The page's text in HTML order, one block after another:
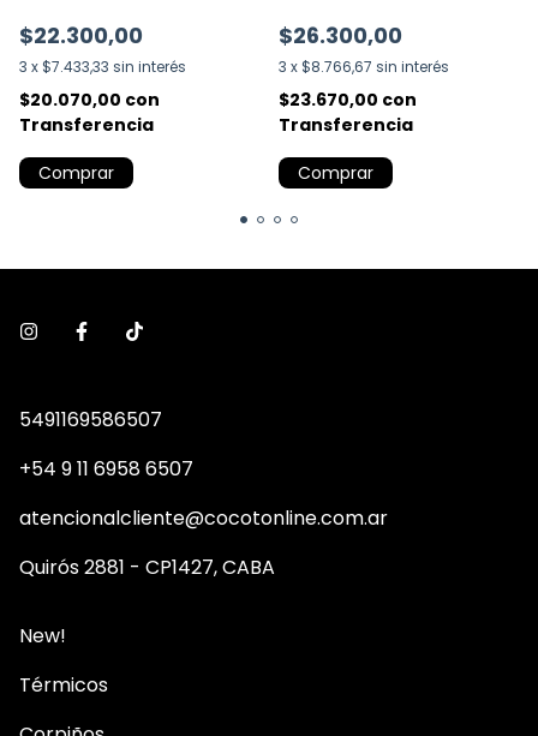
$22.300,00
3 x $7.433,33 sin interés
$20.070,00 con
Transferencia
Comprar
$26.300,00
3 x $8.766,67 sin interés
$23.670,00 con
Transferencia
Comprar
5491169586507
+54 9 11 6958 6507
atencionalcliente@cocotonline.com.ar
Quirós 2881 - CP1427, CABA
New!
Térmicos